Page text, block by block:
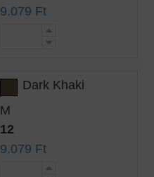
9.079 Ft
Dark Khaki
M
12
9.079 Ft